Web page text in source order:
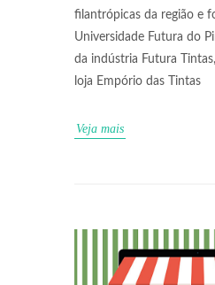
filantrópicas da região e
Universidade Futura do
da indústria Futura
loja Empório das Tintas
Veja mais